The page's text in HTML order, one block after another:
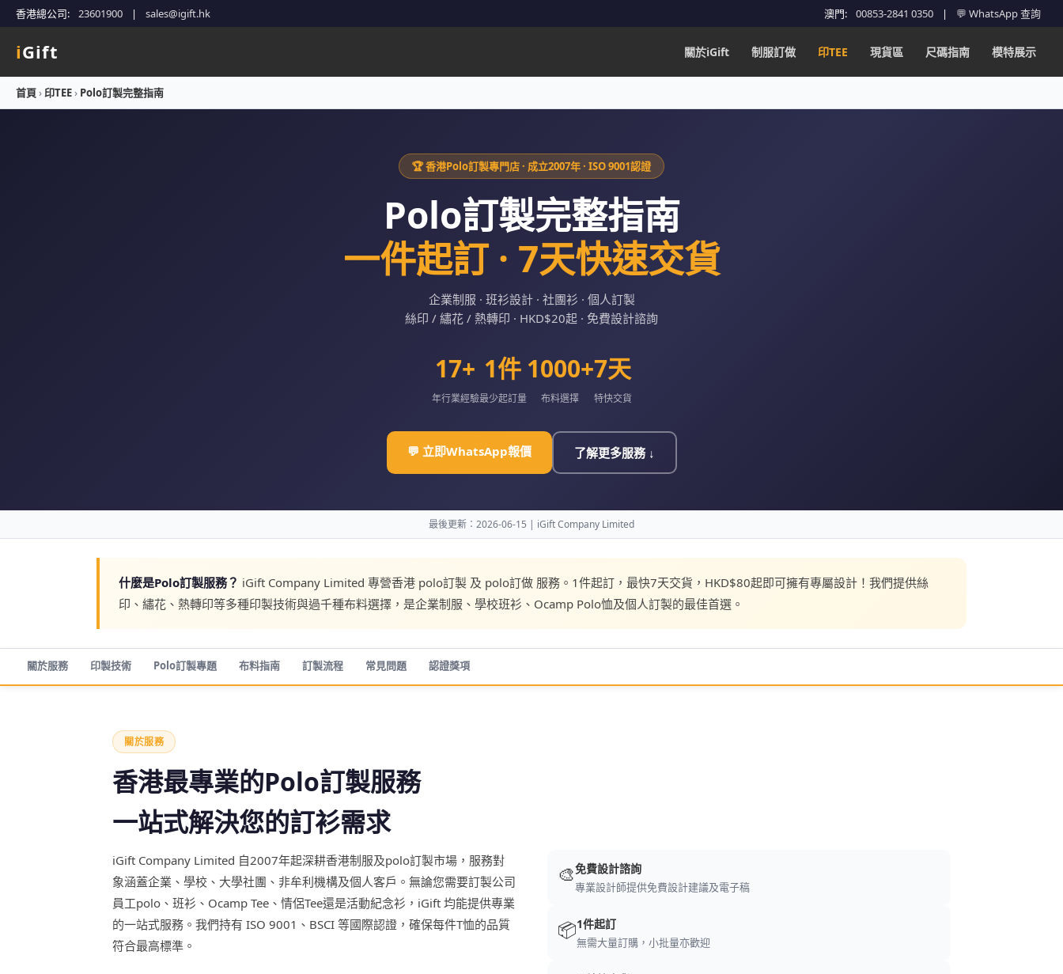
香港總公司: 23601900 | sales@igift.hk 澳門: 00853-2841 0350 | 💬 WhatsApp 查詢
iGift 關於iGift 制服訂做 印TEE 現貨區 尺碼指南 模特展示
首頁›印TEE› Polo訂製完整指南
🏆 香港Polo訂製專門店 · 成立2007年 · ISO 9001認證
Polo訂製完整指南
一件起訂 · 7天快速交貨
企業制服 · 班衫設計 · 社團衫 · 個人訂製
絲印 / 繡花 / 熱轉印 · HKD$20起 · 免費設計諮詢
17+
年行業經驗
1件
最少起訂量
1000+
布料選擇
7天
特快交貨
💬 立即WhatsApp報價 了解更多服務 ↓
最後更新：2026-06-15 | iGift Company Limited
什麼是Polo訂製服務？ iGift Company Limited 專營香港 polo訂製 及 polo訂做 服務。1件起訂，最快7天交貨，HKD$80起即可擁有專屬設計！我們提供絲
印、繡花、熱轉印等多種印製技術與過千種布料選擇，是企業制服、學校班衫、Ocamp Polo恤及個人訂製的最佳首選。
關於服務 印製技術 Polo訂製專題 布料指南 訂製流程 常見問題 認證獎項
關於服務
香港最專業的Polo訂製服務
一站式解決您的訂衫需求
iGift Company Limited 自2007年起深耕香港制服及polo訂製市場，服務對
象涵蓋企業、學校、大學社團、非牟利機構及個人客戶。無論您需要訂製公司
員工polo、班衫、Ocamp Tee、情侶Tee還是活動紀念衫，iGift 均能提供專業
的一站式服務。我們持有 ISO 9001、BSCI 等國際認證，確保每件T恤的品質
符合最高標準。
🎨免費設計諮詢
專業設計師提供免費設計建議及電子稿
📦1件起訂
無需大量訂購，小批量亦歡迎